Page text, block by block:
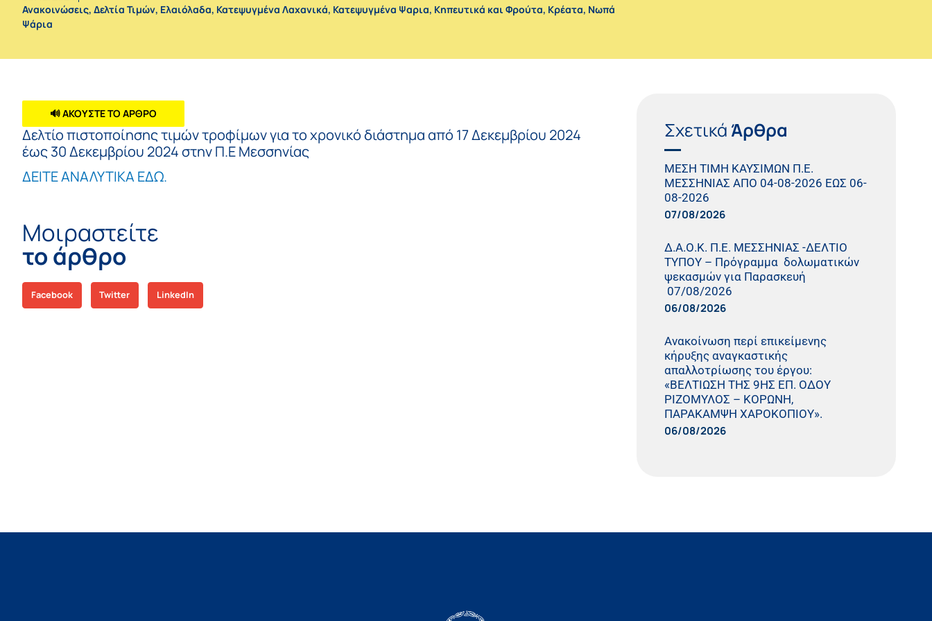
Ανακοινώσεις, Δελτία Τιμών, Ελαιόλαδα, Κατεψυγμένα Λαχανικά, Κατεψυγμένα Ψαρια, Κηπευτικά και Φρούτα, Κρέατα, Νωπά
Ψάρια
🔊 ΑΚΟΥΣΤΕ ΤΟ ΑΡΘΡΟ
Δελτίο πιστοποίησης τιμών τροφίμων για το χρονικό διάστημα από 17 Δεκεμβρίου 2024
έως 30 Δεκεμβρίου 2024 στην Π.Ε Μεσσηνίας
ΔΕΙΤΕ ΑΝΑΛΥΤΙΚΑ ΕΔΩ.
Μοιραστείτε
το άρθρο
Facebook Twitter LinkedIn
Σχετικά Άρθρα
ΜΕΣΗ ΤΙΜΗ ΚΑΥΣΙΜΩΝ Π.Ε.
ΜΕΣΣΗΝΙΑΣ ΑΠΟ 04-08-2026 ΕΩΣ 06-
08-2026
07/08/2026
Δ.Α.Ο.Κ. Π.Ε. ΜΕΣΣΗΝΙΑΣ -ΔΕΛΤΙΟ
ΤΥΠΟΥ – Πρόγραμμα δολωματικών
ψεκασμών για Παρασκευή
07/08/2026
06/08/2026
Ανακοίνωση περί επικείμενης
κήρυξης αναγκαστικής
απαλλοτρίωσης του έργου:
«ΒΕΛΤΙΩΣΗ ΤΗΣ 9ΗΣ ΕΠ. ΟΔΟΥ
ΡΙΖΟΜΥΛΟΣ – ΚΟΡΩΝΗ,
ΠΑΡΑΚΑΜΨΗ ΧΑΡΟΚΟΠΙΟΥ».
06/08/2026